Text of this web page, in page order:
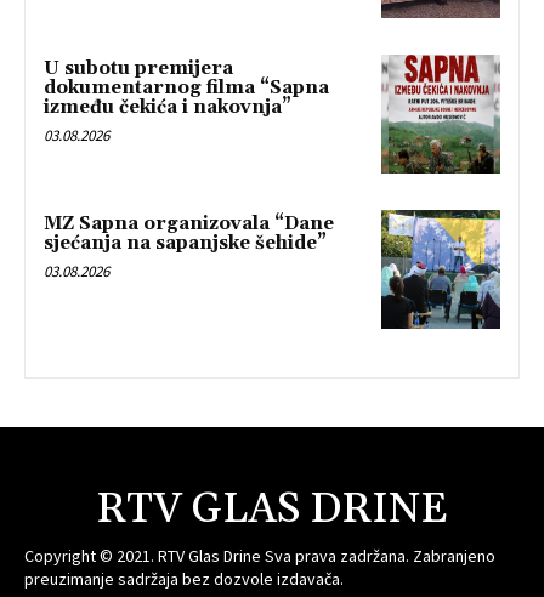
U subotu premijera
dokumentarnog filma “Sapna
između čekića i nakovnja”
03.08.2026
MZ Sapna organizovala “Dane
sjećanja na sapanjske šehide”
03.08.2026
RTV GLAS DRINE
Copyright © 2021. RTV Glas Drine Sva prava zadržana. Zabranjeno
preuzimanje sadržaja bez dozvole izdavača.